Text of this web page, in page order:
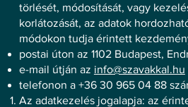
törlését, módosítását, vagy
korlátozását, az adatok
módokon tudja érintett
postai úton az 1102 Budapest,
e-mail útján az info@szavakkal.hu
telefonon a +36 30 965 04 88
Az adatkezelés jogalapja: az